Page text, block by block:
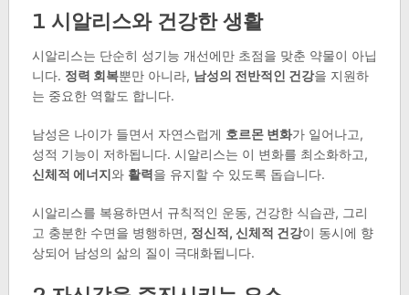
1 시알리스와 건강한 생활
시알리스는 단순히 성기능 개선에만 초점을 맞춘 약물이 아닙
니다. 정력 회복뿐만 아니라, 남성의 전반적인 건강을 지원하
는 중요한 역할도 합니다.
남성은 나이가 들면서 자연스럽게 호르몬 변화가 일어나고,
성적 기능이 저하됩니다. 시알리스는 이 변화를 최소화하고,
신체적 에너지와 활력을 유지할 수 있도록 돕습니다.
시알리스를 복용하면서 규칙적인 운동, 건강한 식습관, 그리
고 충분한 수면을 병행하면, 정신적, 신체적 건강이 동시에 향
상되어 남성의 삶의 질이 극대화됩니다.